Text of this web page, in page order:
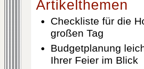
Artikelthemen
Checkliste für die
großen Tag
Budgetplanung
Ihrer Feier im Blick